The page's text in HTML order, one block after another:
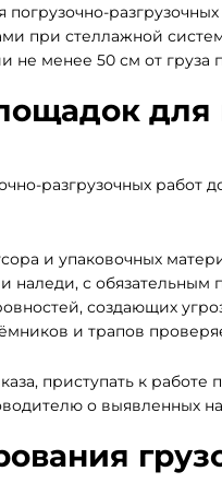
при стеллажной
не менее 50 см от
для
разгрузочных работ
и упаковочных
наледи, с
создающих
и трапов
приступать к
о выявленных